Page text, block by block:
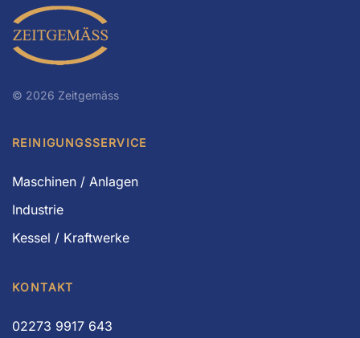
© 2026 Zeitgemäss
REINIGUNGSSERVICE
Maschinen / Anlagen
Industrie
Kessel / Kraftwerke
KONTAKT
02273 9917 643